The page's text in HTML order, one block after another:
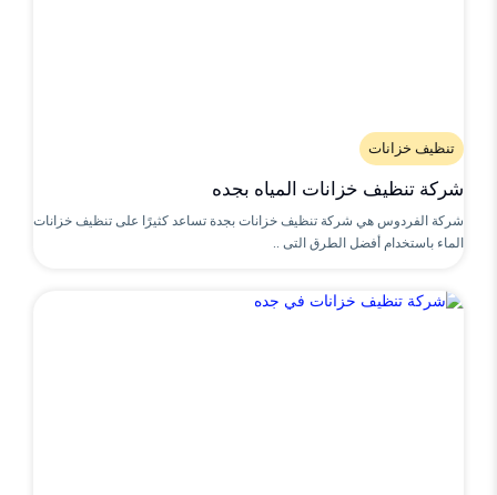
تنظيف خزانات
شركة تنظيف خزانات المياه بجده
شركة الفردوس هي شركة تنظيف خزانات بجدة تساعد كثيرًا على تنظيف خزانات
الماء باستخدام أفضل الطرق التى ..